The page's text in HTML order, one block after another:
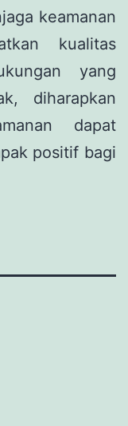
keamanan
kualitas
yang
diharapkan
dapat
positif bagi